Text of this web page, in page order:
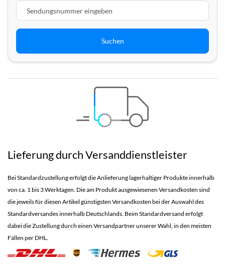
Suchen
Lieferung durch Versanddienstleister
Bei Standardzustellung erfolgt die Anlieferung lagerhaltiger Produkte innerhalb
von ca. 1 bis 3 Werktagen. Die am Produkt ausgewiesenen Versandkosten sind
die jeweils für diesen Artikel günstigsten Versandkosten bei der Auswahl des
Standardversandes innerhalb Deutschlands. Beim Standardversand erfolgt
dabei die Zustellung durch einen Versandpartner unserer Wahl, in den meisten
Fällen per DHL.